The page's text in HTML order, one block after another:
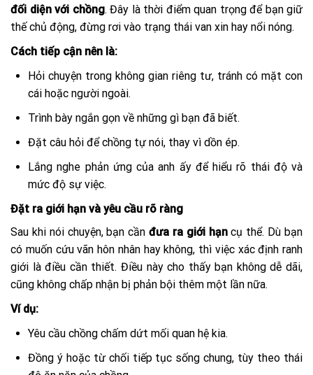
đối diện với chồng. Đây là thời điểm quan trọng để bạn giữ
thế chủ động, đừng rơi vào trạng thái van xin hay nổi nóng.
Cách tiếp cận nên là:
Hỏi chuyện trong không gian riêng tư, tránh có mặt con
cái hoặc người ngoài.
Trình bày ngắn gọn về những gì bạn đã biết.
Đặt câu hỏi để chồng tự nói, thay vì dồn ép.
Lắng nghe phản ứng của anh ấy để hiểu rõ thái độ và
mức độ sự việc.
Đặt ra giới hạn và yêu cầu rõ ràng
Sau khi nói chuyện, bạn cầnđưa ra giới hạncụ thể. Dù bạn
có muốn cứu vãn hôn nhân hay không, thì việc xác định ranh
giới là điều cần thiết. Điều này cho thấy bạn không dễ dãi,
cũng không chấp nhận bị phản bội thêm một lần nữa.
Ví dụ:
Yêu cầu chồng chấm dứt mối quan hệ kia.
Đồng ý hoặc từ chối tiếp tục sống chung, tùy theo thái